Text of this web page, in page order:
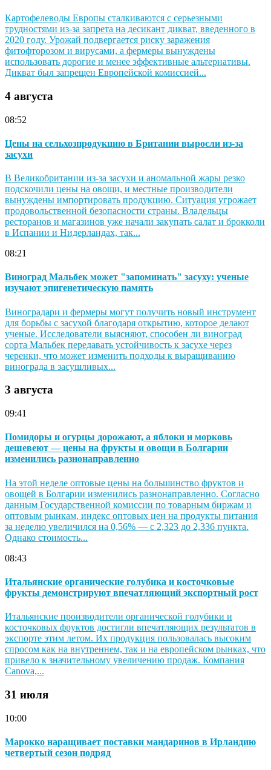
Картофелеводы Европы сталкиваются с серьезными
трудностями из-за запрета на десикант дикват, введенного в
2020 году. Урожай подвергается риску заражения
фитофторозом и вирусами, а фермеры вынуждены
использовать дорогие и менее эффективные альтернативы.
Дикват был запрещен Европейской комиссией...
4 августа
08:52
Цены на сельхозпродукцию в Британии выросли из-за
засухи
В Великобритании из-за засухи и аномальной жары резко
подскочили цены на овощи, и местные производители
вынуждены импортировать продукцию. Ситуация угрожает
продовольственной безопасности страны. Владельцы
ресторанов и магазинов уже начали закупать салат и брокколи
в Испании и Нидерландах, так...
08:21
Виноград Мальбек может "запоминать" засуху: ученые
изучают эпигенетическую память
Виноградари и фермеры могут получить новый инструмент
для борьбы с засухой благодаря открытию, которое делают
ученые. Исследователи выясняют, способен ли виноград
сорта Мальбек передавать устойчивость к засухе через
черенки, что может изменить подходы к выращиванию
винограда в засушливых...
3 августа
09:41
Помидоры и огурцы дорожают, а яблоки и морковь
дешевеют — цены на фрукты и овощи в Болгарии
изменились разнонаправленно
На этой неделе оптовые цены на большинство фруктов и
овощей в Болгарии изменились разнонаправленно. Согласно
данным Государственной комиссии по товарным биржам и
оптовым рынкам, индекс оптовых цен на продукты питания
за неделю увеличился на 0,56% — с 2,323 до 2,336 пункта.
Однако стоимость...
08:43
Итальянские органические голубика и косточковые
фрукты демонстрируют впечатляющий экспортный рост
Итальянские производители органической голубики и
косточковых фруктов достигли впечатляющих результатов в
экспорте этим летом. Их продукция пользовалась высоким
спросом как на внутреннем, так и на европейском рынках, что
привело к значительному увеличению продаж. Компания
Canova,...
31 июля
10:00
Марокко наращивает поставки мандаринов в Ирландию
четвертый сезон подряд